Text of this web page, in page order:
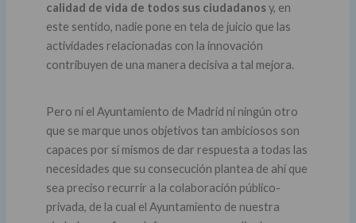
calidad de vida de todos sus ciudadanosy, en
este sentido, nadie pone en tela de juicio que las
actividades relacionadas con la innovación
contribuyen de una manera decisiva a tal mejora.
Pero ni el Ayuntamiento de Madrid ni ningún otro
que se marque unos objetivos tan ambiciosos son
capaces por sí mismos de dar respuesta a todas las
necesidades que su consecución plantea de ahí que
sea preciso recurrir a la colaboración público-
privada, de la cual el Ayuntamiento de nuestra